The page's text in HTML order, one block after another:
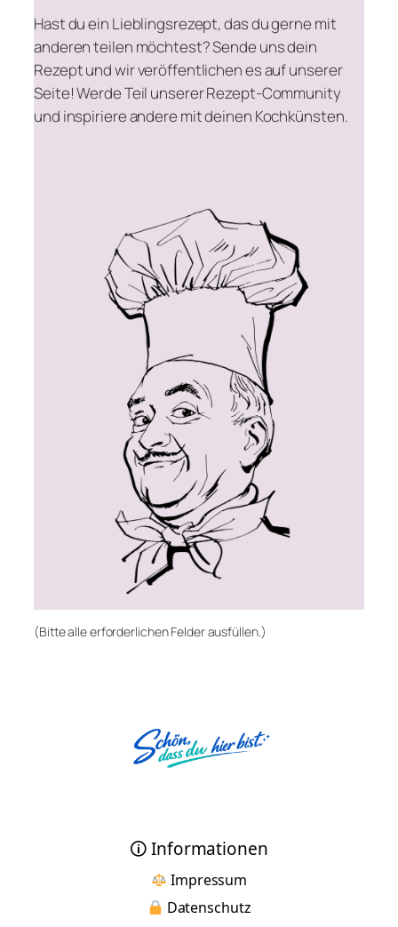
Hast du ein Lieblingsrezept, das du gerne mit
anderen teilen möchtest? Sende uns dein
Rezept und wir veröffentlichen es auf unserer
Seite! Werde Teil unserer Rezept-Community
und inspiriere andere mit deinen Kochkünsten.
(Bitte alle erforderlichen Felder ausfüllen.)
🛈 Informationen
Impressum
Datenschutz